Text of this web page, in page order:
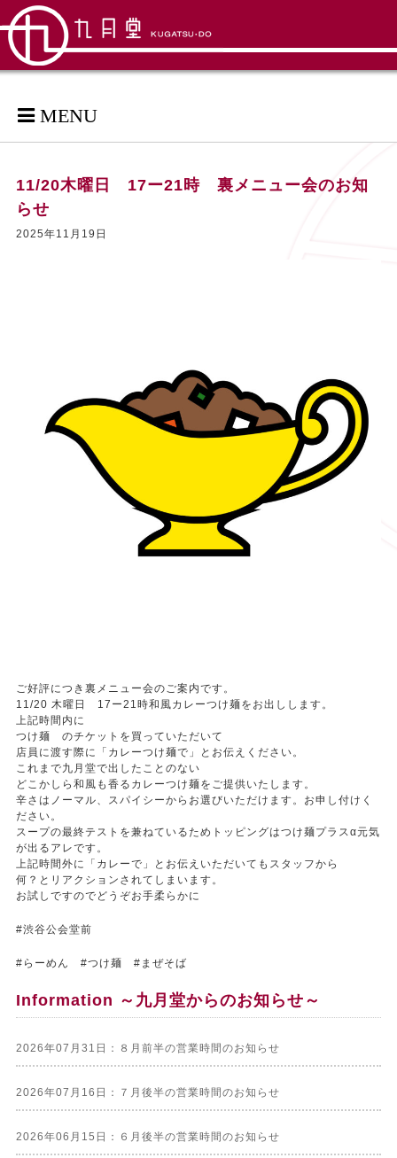
MENU
11/20木曜日 17ー21時 裏メニュー会のお知
らせ
2025年11月19日
ご好評につき裏メニュー会のご案内です。
11/20 木曜日 17ー21時和風カレーつけ麺をお出しします。
上記時間内に
つけ麺 のチケットを買っていただいて
店員に渡す際に「カレーつけ麺で」とお伝えください。
これまで九月堂で出したことのない
どこかしら和風も香るカレーつけ麺をご提供いたします。
辛さはノーマル、スパイシーからお選びいただけます。お申し付けく
ださい。
スープの最終テストを兼ねているためトッピングはつけ麺プラスα元気
が出るアレです。
上記時間外に「カレーで」とお伝えいただいてもスタッフから
何？とリアクションされてしまいます。
お試しですのでどうぞお手柔らかに
#渋谷公会堂前
#らーめん #つけ麺 #まぜそば
Information ～九月堂からのお知らせ～
2026年07月31日：８月前半の営業時間のお知らせ
2026年07月16日：７月後半の営業時間のお知らせ
2026年06月15日：６月後半の営業時間のお知らせ